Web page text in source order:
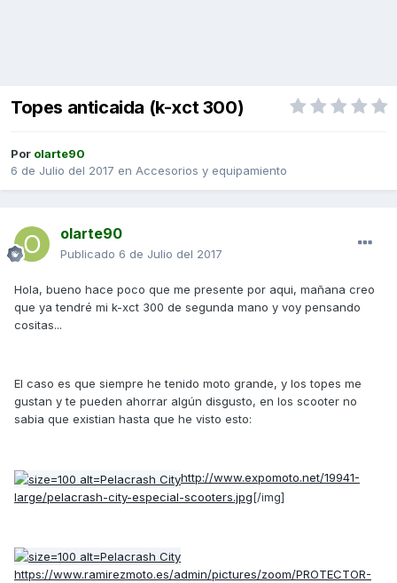
Topes anticaida (k-xct 300)
Por olarte90
6 de Julio del 2017 en Accesorios y equipamiento
olarte90
Publicado 6 de Julio del 2017
Hola, bueno hace poco que me presente por aqui, mañana creo
que ya tendré mi k-xct 300 de segunda mano y voy pensando
cositas...
El caso es que siempre he tenido moto grande, y los topes me
gustan y te pueden ahorrar algún disgusto, en los scooter no
sabia que existian hasta que he visto esto:
http://www.expomoto.net/19941-
large/pelacrash-city-especial-scooters.jpg[/img]
https://www.ramirezmoto.es/admin/pictures/zoom/PROTECTOR-